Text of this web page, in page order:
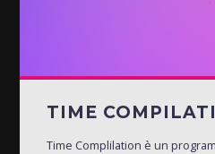
TIME
Time Complilation è un